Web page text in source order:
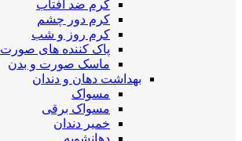
کرم ضد آفتاب
کرم دور چشم
کرم روز و شب
پاک کننده های صورت
ماسک صورت و بدن
بهداشت دهان و دندان
مسواک
مسواک برقی
خمیر دندان